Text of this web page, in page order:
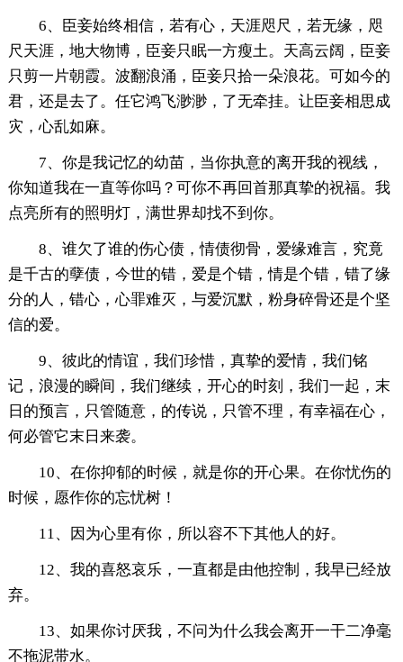
6、臣妾始终相信，若有心，天涯咫尺，若无缘，咫
尺天涯，地大物博，臣妾只眠一方瘦土。天高云阔，臣妾
只剪一片朝霞。波翻浪涌，臣妾只拾一朵浪花。可如今的
君，还是去了。任它鸿飞渺渺，了无牵挂。让臣妾相思成
灾，心乱如麻。
7、你是我记忆的幼苗，当你执意的离开我的视线，
你知道我在一直等你吗？可你不再回首那真挚的祝福。我
点亮所有的照明灯，满世界却找不到你。
8、谁欠了谁的伤心债，情债彻骨，爱缘难言，究竟
是千古的孽债，今世的错，爱是个错，情是个错，错了缘
分的人，错心，心罪难灭，与爱沉默，粉身碎骨还是个坚
信的爱。
9、彼此的情谊，我们珍惜，真挚的爱情，我们铭
记，浪漫的瞬间，我们继续，开心的时刻，我们一起，末
日的预言，只管随意，的传说，只管不理，有幸福在心，
何必管它末日来袭。
10、在你抑郁的时候，就是你的开心果。在你忧伤的
时候，愿作你的忘忧树！
11、因为心里有你，所以容不下其他人的好。
12、我的喜怒哀乐，一直都是由他控制，我早已经放
弃。
13、如果你讨厌我，不问为什么我会离开一干二净毫
不拖泥带水。